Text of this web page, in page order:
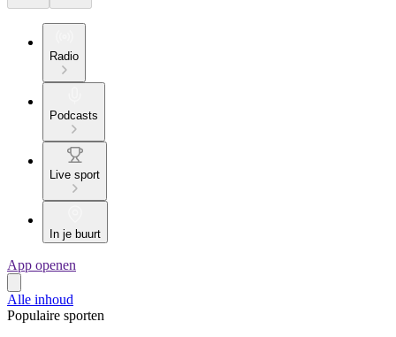
Radio
Podcasts
Live sport
In je buurt
App openen
Alle inhoud
Populaire sporten